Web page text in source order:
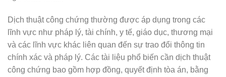
Dịch thuật công chứng thường được áp dụng trong các
lĩnh vực như pháp lý, tài chính, y tế, giáo dục, thương mại
và các lĩnh vực khác liên quan đến sự trao đổi thông tin
chính xác và pháp lý. Các tài liệu phổ biến cần dịch thuật
công chứng bao gồm hợp đồng, quyết định tòa án, bằng